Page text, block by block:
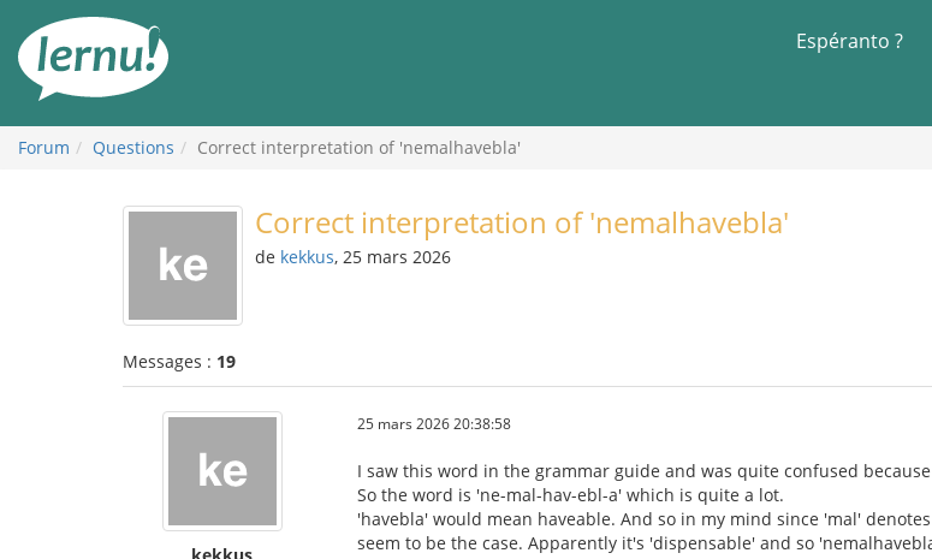
contenu
Espéranto ?
Forum Questions Correct interpretation of 'nemalhavebla'
Correct interpretation of 'nemalhavebla'
de kekkus, 25 mars 2026
Messages : 19
25 mars 2026 20:38:58
I saw this word in the grammar guide and was quite confused
So the word is 'ne-mal-hav-ebl-a' which is quite a lot.
'havebla' would mean haveable. And so in my mind since 'mal'
seem to be the case. Apparently it's 'dispensable' and so